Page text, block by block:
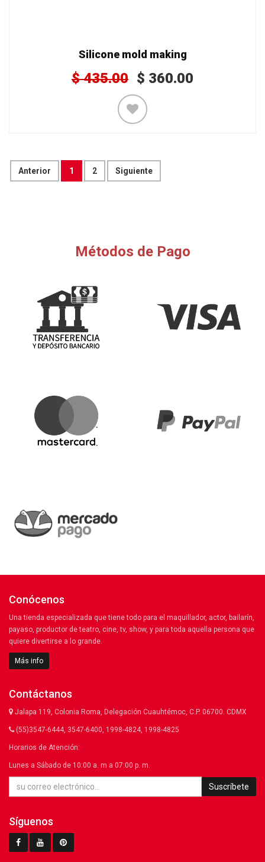
Silicone mold making
$435.00 $ 360.00
Anterior 1 2 Siguiente
Métodos de Pago
Conócenos
Una tienda especializada que tiene todo para el maquillador, actor, bailarín,
payaso, productor de teatro, cine, tv, show, y para toda aquella persona que
quiere divertirse a lo grande.
Más info
Contáctanos
Jalapa 119, Colonia Roma, Delegación Cuauhtémoc, C.P. 06700. CDMX
(55)3547-6444, 3547-6400, 1998-4824, 1998-4825
Horarios de Atención:
Lunes a Sábado de 10:00 a. m a 07:00 p. m.
Suscríbete
Síguenos